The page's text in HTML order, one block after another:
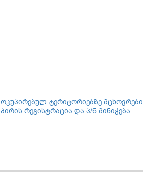
ოკუპირებულ ტერიტორიებზე მცხოვრები
პირის რეგისტრაცია და პ/ნ მინიჭება